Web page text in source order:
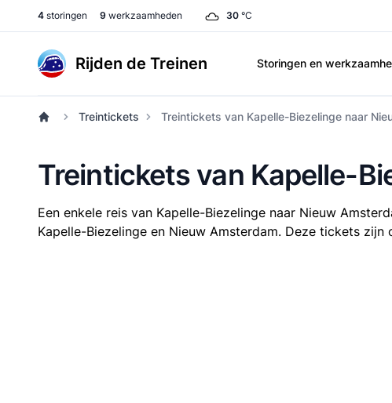
4 storingen 9 werkzaamheden 30 °C
Rijden de Treinen Storingen en
Treintickets Treintickets van Kapelle-Biezelinge naar
Treintickets van Kapelle-
Een enkele reis van Kapelle-Biezelinge naar Nieuw
Kapelle-Biezelinge en Nieuw Amsterdam. Deze tickets